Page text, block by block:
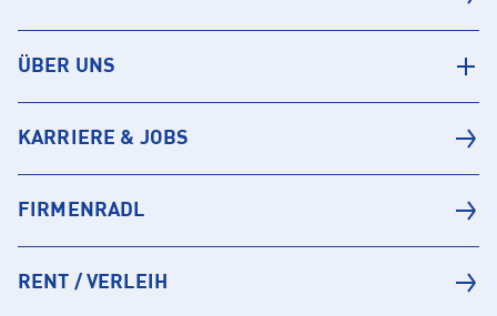
ÜBER UNS
KARRIERE & JOBS
FIRMENRADL
RENT / VERLEIH